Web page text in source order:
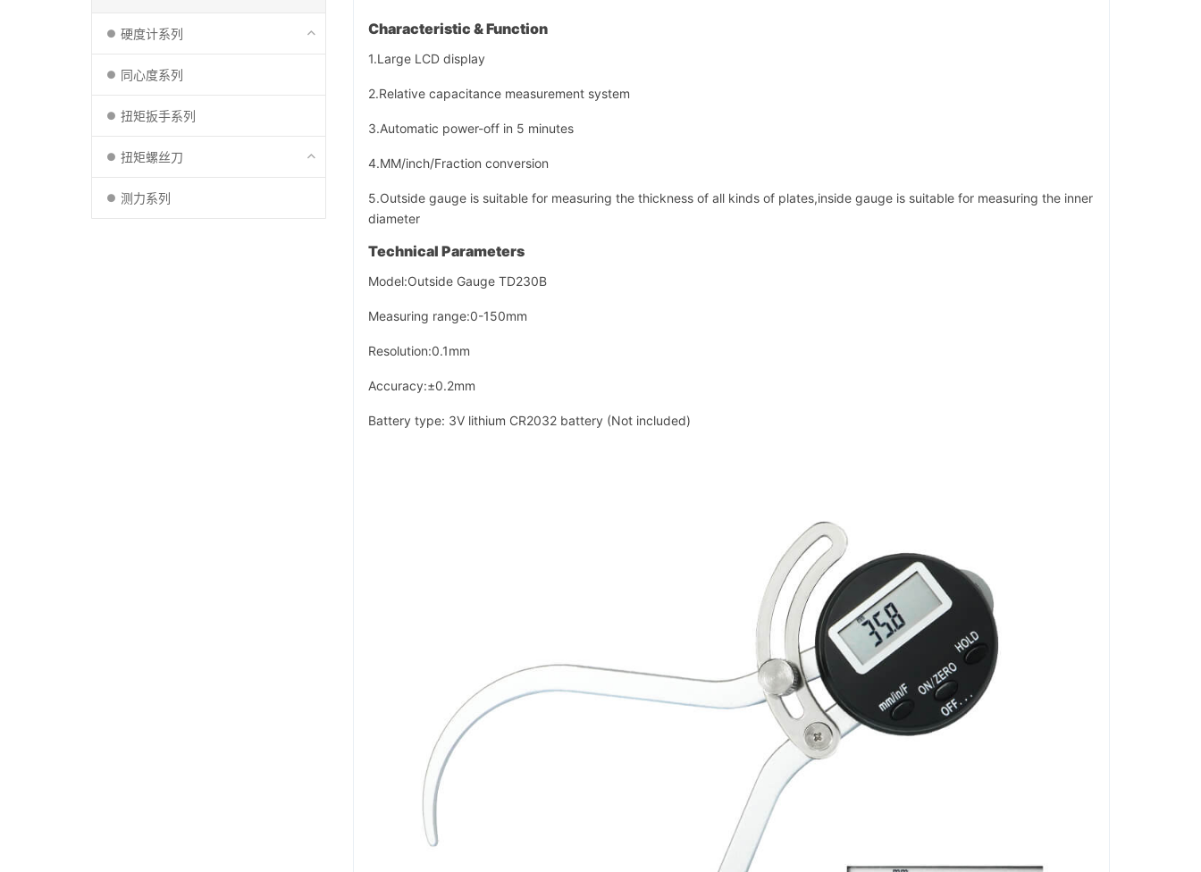
硬度计系列
同心度系列
扭矩扳手系列
扭矩螺丝刀
测力系列
Characteristic & Function
1.Large LCD display
2.Relative capacitance measurement system
3.Automatic power-off in 5 minutes
4.MM/inch/Fraction conversion
5.Outside gauge is suitable for measuring the thickness of all kinds of plates,inside gauge is suitable for measuring the inner
diameter
Technical Parameters
Model:Outside Gauge TD230B
Measuring range:0-150mm
Resolution:0.1mm
Accuracy:±0.2mm
Battery type: 3V lithium CR2032 battery (Not included)